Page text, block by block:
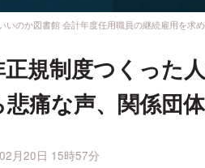
いのか図書館 会計年度任用職員の継続雇用を求
正規制度つくった
悲痛な声、関係団
月20日 15時57分